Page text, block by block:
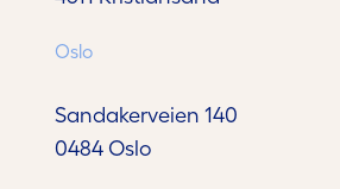
Oslo
Sandakerveien 140
0484 Oslo